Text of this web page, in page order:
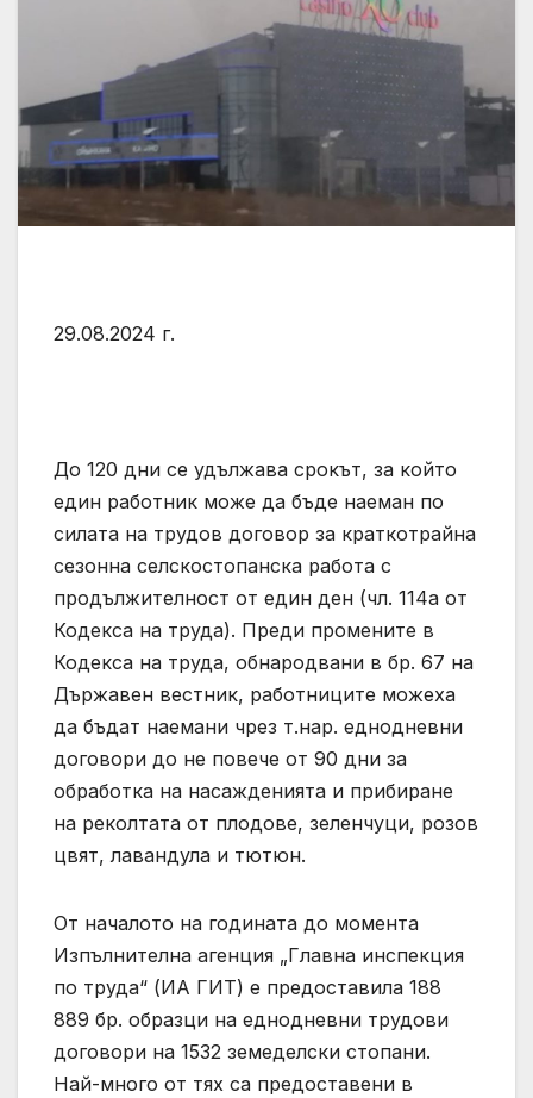
29.08.2024 г.
До 120 дни се удължава срокът, за който
един работник може да бъде наеман по
силата на трудов договор за краткотрайна
сезонна селскостопанска работа с
продължителност от един ден (чл. 114а от
Кодекса на труда). Преди промените в
Кодекса на труда, обнародвани в бр. 67 на
Държавен вестник, работниците можеха
да бъдат наемани чрез т.нар. еднодневни
договори до не повече от 90 дни за
обработка на насажденията и прибиране
на реколтата от плодове, зеленчуци, розов
цвят, лавандула и тютюн.
От началото на годината до момента
Изпълнителна агенция „Главна инспекция
по труда“ (ИА ГИТ) е предоставила 188
889 бр. образци на еднодневни трудови
договори на 1532 земеделски стопани.
Най-много от тях са предоставени в